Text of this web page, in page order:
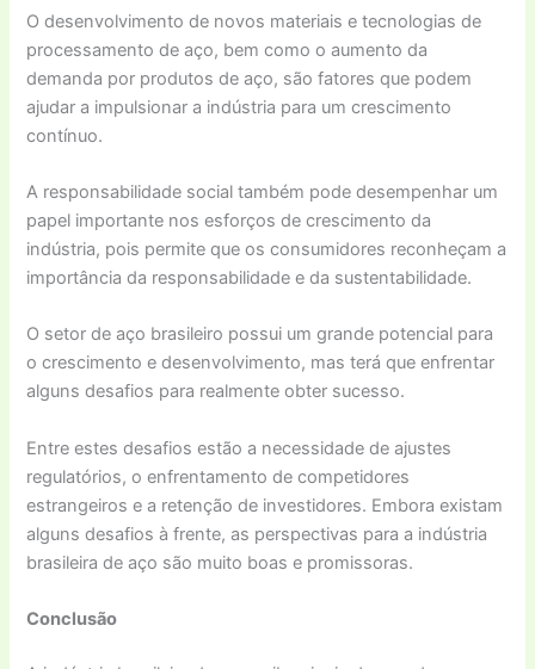
O desenvolvimento de novos materiais e tecnologias de
processamento de aço, bem como o aumento da
demanda por produtos de aço, são fatores que podem
ajudar a impulsionar a indústria para um crescimento
contínuo.
A responsabilidade social também pode desempenhar um
papel importante nos esforços de crescimento da
indústria, pois permite que os consumidores reconheçam a
importância da responsabilidade e da sustentabilidade.
O setor de aço brasileiro possui um grande potencial para
o crescimento e desenvolvimento, mas terá que enfrentar
alguns desafios para realmente obter sucesso.
Entre estes desafios estão a necessidade de ajustes
regulatórios, o enfrentamento de competidores
estrangeiros e a retenção de investidores. Embora existam
alguns desafios à frente, as perspectivas para a indústria
brasileira de aço são muito boas e promissoras.
Conclusão